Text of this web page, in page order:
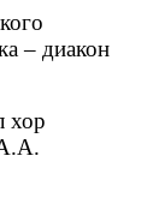
– диакон
хор